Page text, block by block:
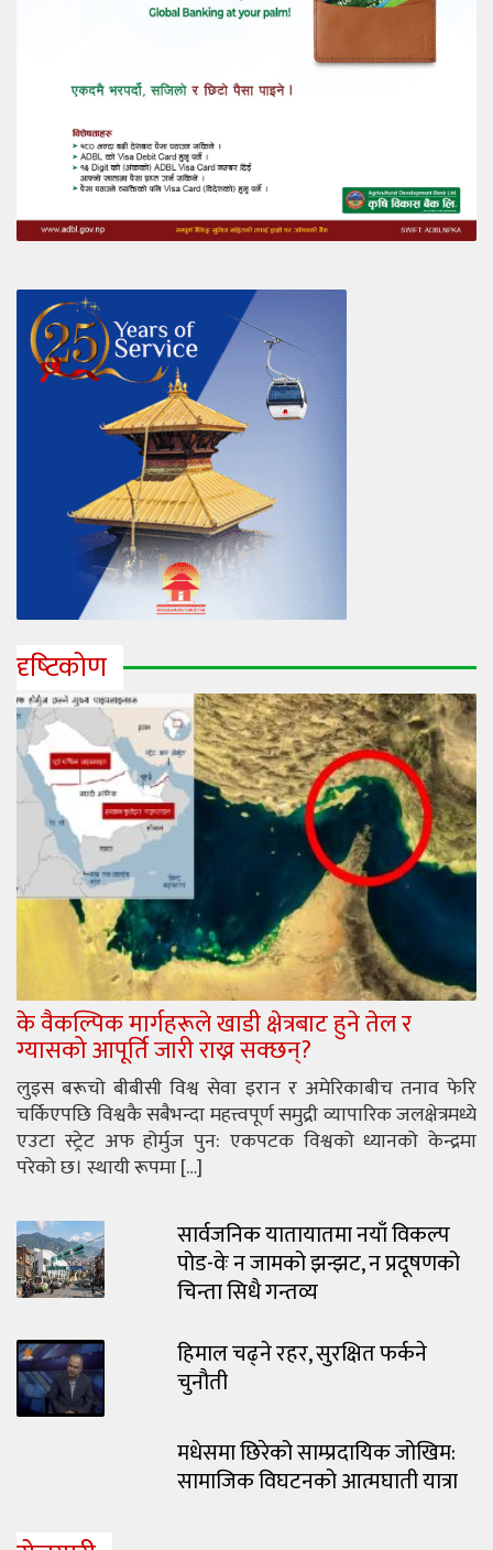
दृष्‍टिकोण
के वैकल्पिक मार्गहरूले खाडी क्षेत्रबाट हुने तेल र
ग्यासको आपूर्ति जारी राख्न सक्छन्?
लुइस बरूचो बीबीसी विश्व सेवा इरान र अमेरिकाबीच तनाव फेरि
चर्किएपछि विश्वकै सबैभन्दा महत्त्वपूर्ण समुद्री व्यापारिक जलक्षेत्रमध्ये
एउटा स्ट्रेट अफ होर्मुज पुन: एकपटक विश्वको ध्यानको केन्द्रमा
परेको छ। स्थायी रूपमा […]
सार्वजनिक यातायातमा नयाँ विकल्प
पोड-वेः न जामको झन्झट, न प्रदूषणको
चिन्ता सिधै गन्तव्य
हिमाल चढ्ने रहर, सुरक्षित फर्कने
चुनौती
मधेसमा छिरेको साम्प्रदायिक जोखिम:
सामाजिक विघटनको आत्मघाती यात्रा